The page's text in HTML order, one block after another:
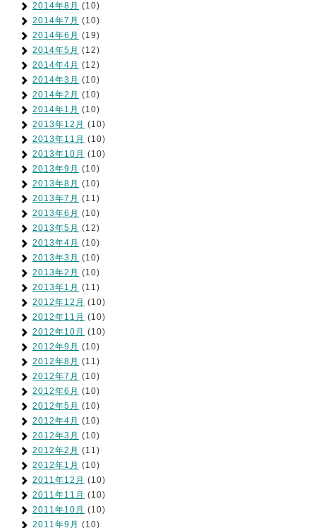
2014年8月 (10)
2014年7月 (10)
2014年6月 (19)
2014年5月 (12)
2014年4月 (12)
2014年3月 (10)
2014年2月 (10)
2014年1月 (10)
2013年12月 (10)
2013年11月 (10)
2013年10月 (10)
2013年9月 (10)
2013年8月 (10)
2013年7月 (11)
2013年6月 (10)
2013年5月 (12)
2013年4月 (10)
2013年3月 (10)
2013年2月 (10)
2013年1月 (11)
2012年12月 (10)
2012年11月 (10)
2012年10月 (10)
2012年9月 (10)
2012年8月 (11)
2012年7月 (10)
2012年6月 (10)
2012年5月 (10)
2012年4月 (10)
2012年3月 (10)
2012年2月 (11)
2012年1月 (10)
2011年12月 (10)
2011年11月 (10)
2011年10月 (10)
2011年9月 (10)